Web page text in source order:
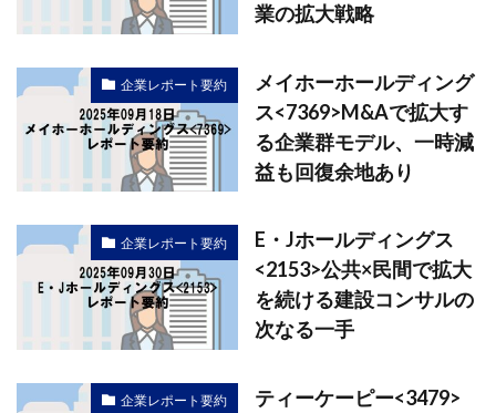
業の拡大戦略
企業レポート要約
メイホーホールディング
ス<7369>M&Aで拡大す
る企業群モデル、一時減
益も回復余地あり
企業レポート要約
E・Jホールディングス
<2153>公共×民間で拡大
を続ける建設コンサルの
次なる一手
企業レポート要約
ティーケーピー<3479>